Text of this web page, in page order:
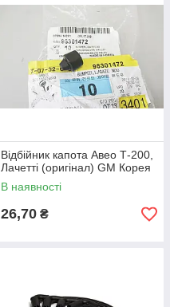
Відбійник капота Авео Т-200,
Лачетті (оригінал) GM Корея
В наявності
26,70 ₴